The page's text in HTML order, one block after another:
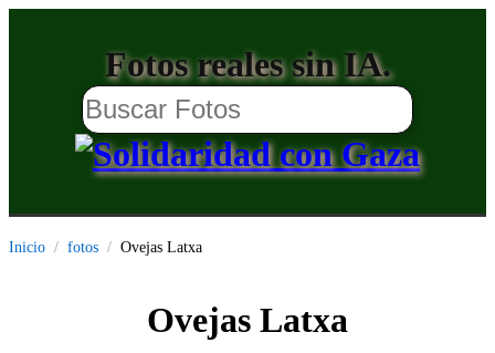
Fotos reales sin IA.
Inicio fotos Ovejas Latxa
Ovejas Latxa